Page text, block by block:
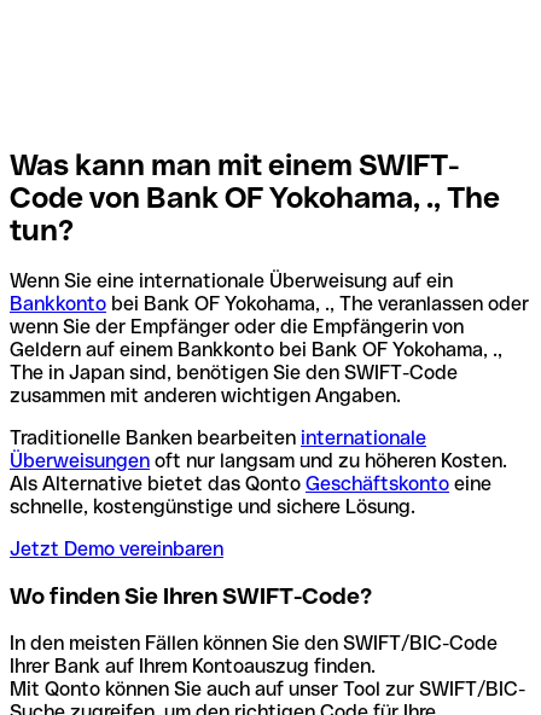
Was kann man mit einem SWIFT-
Code von Bank OF Yokohama, ., The
tun?
Wenn Sie eine internationale Überweisung auf ein
Bankkonto bei Bank OF Yokohama, ., The veranlassen oder
wenn Sie der Empfänger oder die Empfängerin von
Geldern auf einem Bankkonto bei Bank OF Yokohama, .,
The in Japan sind, benötigen Sie den SWIFT-Code
zusammen mit anderen wichtigen Angaben.
Traditionelle Banken bearbeiten internationale
Überweisungen oft nur langsam und zu höheren Kosten.
Als Alternative bietet das Qonto Geschäftskonto eine
schnelle, kostengünstige und sichere Lösung.
Jetzt Demo vereinbaren
Wo finden Sie Ihren SWIFT-Code?
In den meisten Fällen können Sie den SWIFT/BIC-Code
Ihrer Bank auf Ihrem Kontoauszug finden.
Mit Qonto können Sie auch auf unser Tool zur SWIFT/BIC-